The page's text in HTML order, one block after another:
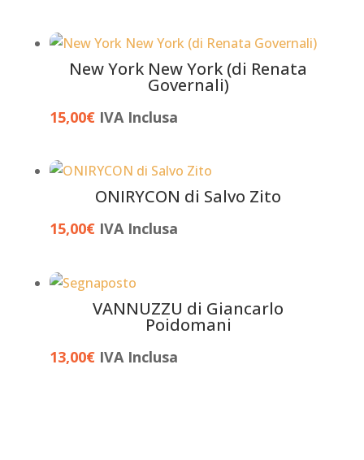
New York New York (di Renata
Governali)
15,00€ IVA Inclusa
ONIRYCON di Salvo Zito
15,00€ IVA Inclusa
VANNUZZU di Giancarlo
Poidomani
13,00€ IVA Inclusa